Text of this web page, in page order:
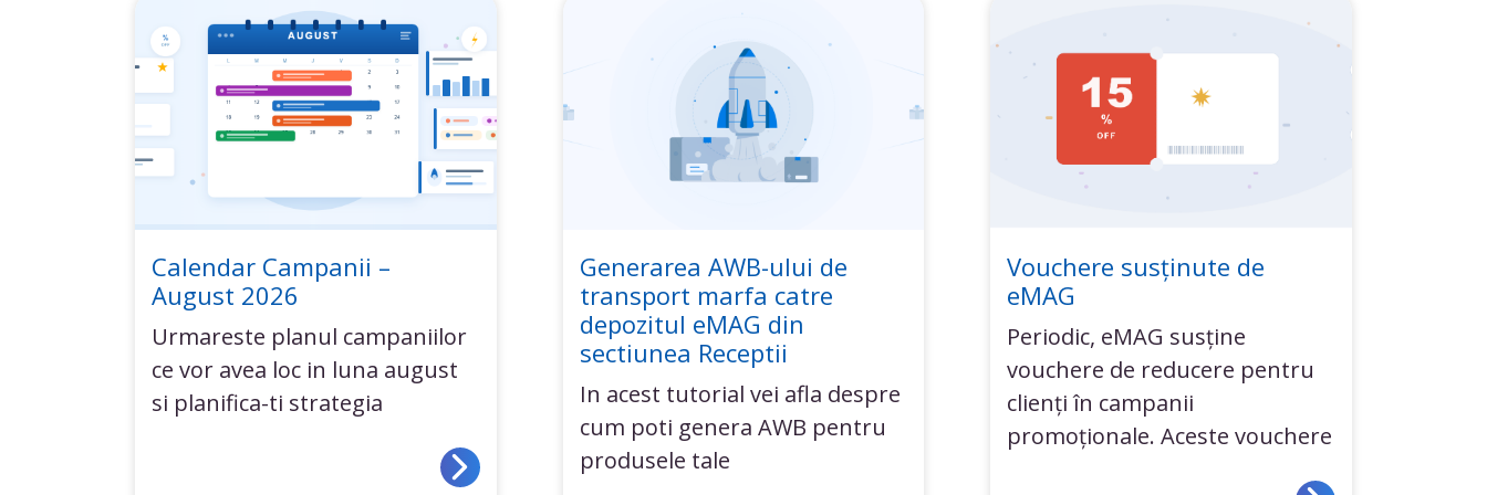
Calendar Campanii –
August 2026
Urmareste planul campaniilor
ce vor avea loc in luna august
si planifica-ti strategia
Generarea AWB-ului de
transport marfa catre
depozitul eMAG din
sectiunea Receptii
In acest tutorial vei afla despre
cum poti genera AWB pentru
produsele tale
Vouchere susținute de
eMAG
Periodic, eMAG susține
vouchere de reducere pentru
clienți în campanii
promoționale. Aceste vouchere